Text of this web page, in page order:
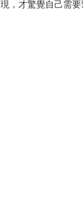
現，才驚覺自己需